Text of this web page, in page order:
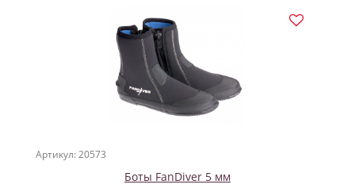
Артикул: 20573
Боты FanDiver 5 мм